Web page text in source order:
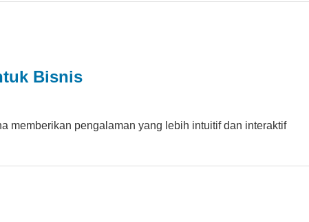
Bisnis
memberikan pengalaman yang lebih intuitif dan interaktif